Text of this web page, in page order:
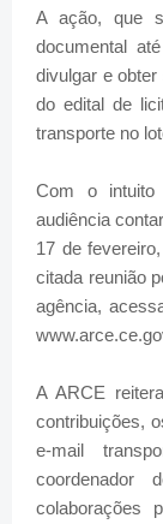
A ação, que
documental
divulgar e
do edital de
transporte no
Com o intuito
audiência
17 de
citada reunião
agência,
A ARCE
contribuições,
e-mail
coordenador
colaborações